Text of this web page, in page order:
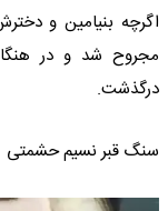
اگرچه بنیامین و
مجروح شد و در هنگام
درگذشت.
سنگ قبر نسیم حشمتی